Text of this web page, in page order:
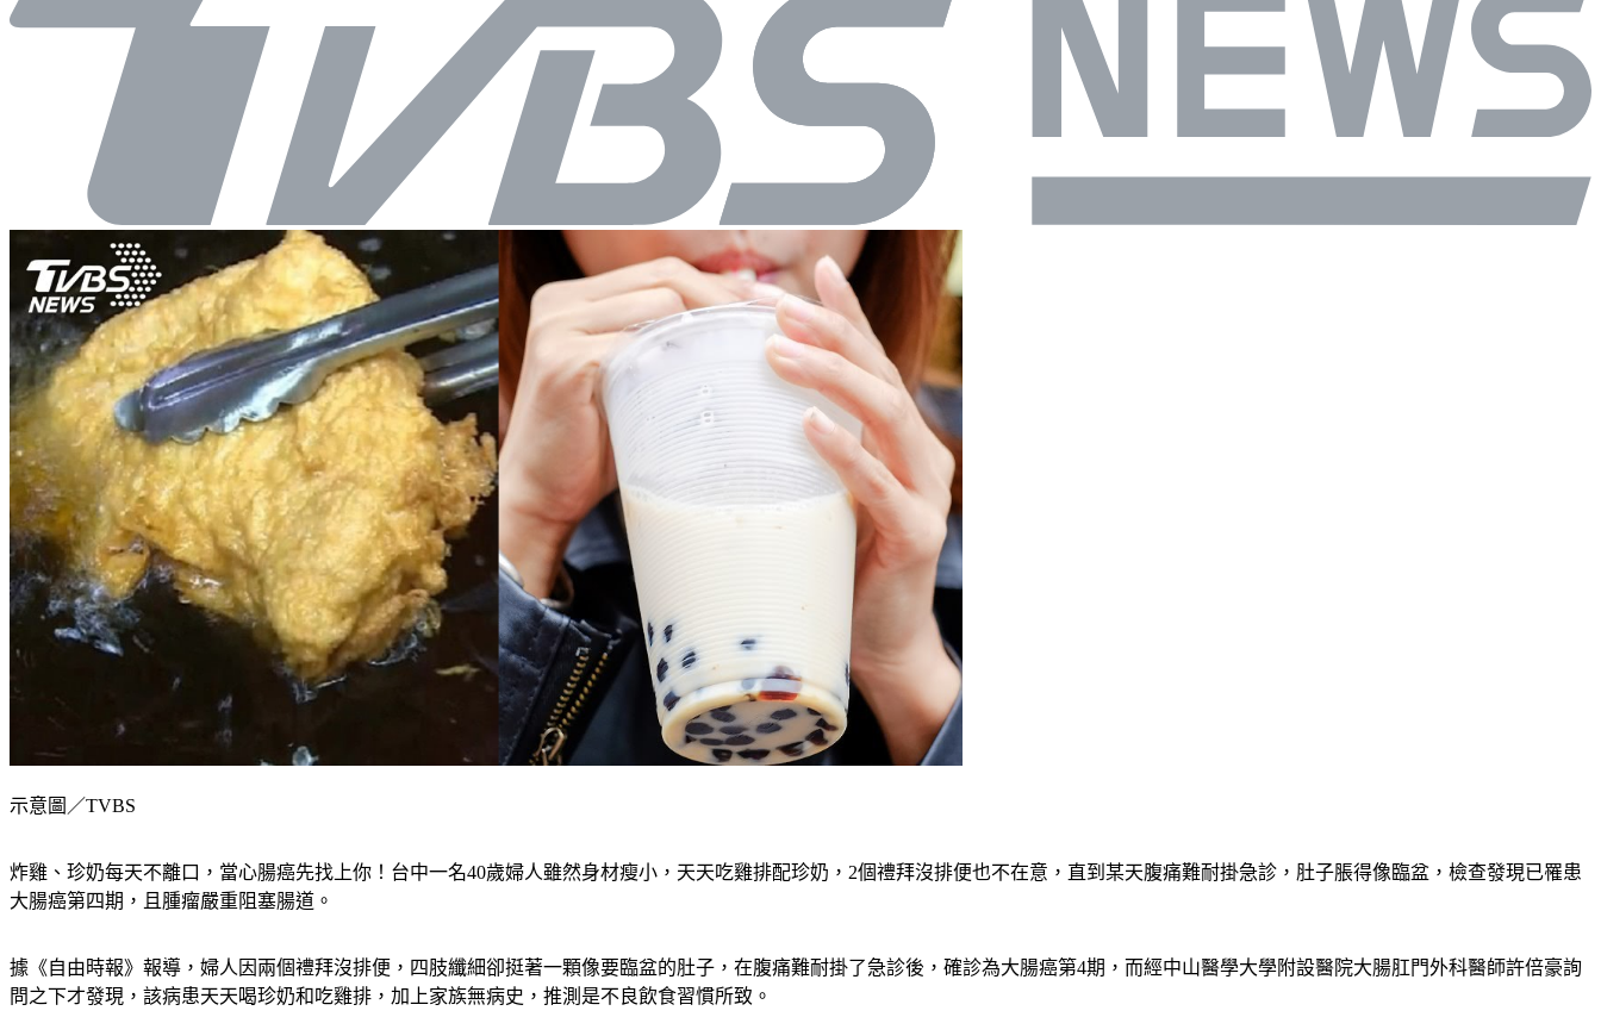
示意圖／TVBS
炸雞、珍奶每天不離口，當心腸癌先找上你！台中一名40歲婦人雖然身材瘦小，天天吃雞排配珍奶，2個禮拜沒排便也不在意，直到某天腹痛難耐掛急診，肚子脹得像臨盆，檢查發現已罹患
大腸癌第四期，且腫瘤嚴重阻塞腸道。
據《自由時報》報導，婦人因兩個禮拜沒排便，四肢纖細卻挺著一顆像要臨盆的肚子，在腹痛難耐掛了急診後，確診為大腸癌第4期，而經中山醫學大學附設醫院大腸肛門外科醫師許倍豪詢
問之下才發現，該病患天天喝珍奶和吃雞排，加上家族無病史，推測是不良飲食習慣所致。